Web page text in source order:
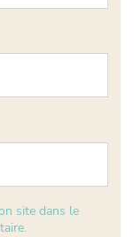
site dans le